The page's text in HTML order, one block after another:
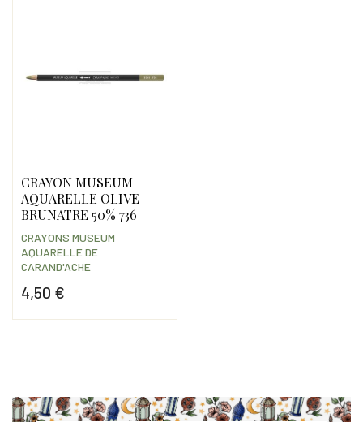
CRAYON MUSEUM
AQUARELLE OLIVE
BRUNATRE 50% 736
4,50 €
CRAYONS MUSEUM
AQUARELLE DE
CARAND'ACHE